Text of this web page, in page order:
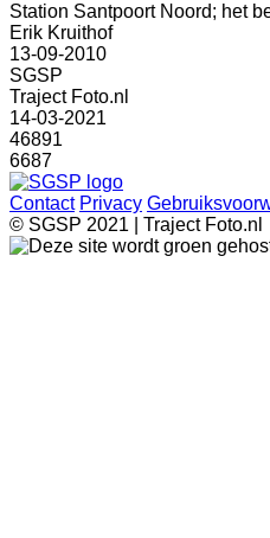
Station Santpoort Noord; het
Erik Kruithof
13-09-2010
SGSP
Traject Foto.nl
14-03-2021
46891
6687
Contact Privacy
© SGSP 2021 | Traject Foto.nl